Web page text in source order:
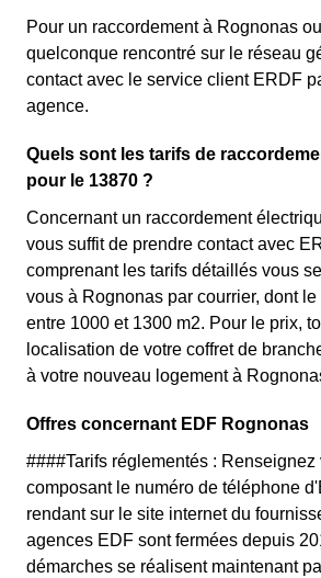
Pour un raccordement à Rognonas
quelconque rencontré sur le réseau
contact avec le service client ERDF
agence.
Quels sont les tarifs de
pour le 13870 ?
Concernant un raccordement
vous suffit de prendre contact avec
comprenant les tarifs détaillés vous
vous à Rognonas par courrier, dont
entre 1000 et 1300 m2. Pour le prix,
localisation de votre coffret de
à votre nouveau logement à
Offres concernant EDF Rognonas
####Tarifs réglementés : Renseignez
composant le numéro de téléphone
rendant sur le site internet du
agences EDF sont fermées depuis
démarches se réalisent maintenant